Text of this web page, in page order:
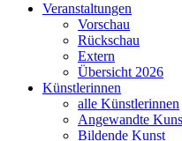
Veranstaltungen
Vorschau
Rückschau
Extern
Übersicht 2026
Künstlerinnen
alle Künstlerinnen
Angewandte
Bildende Kunst